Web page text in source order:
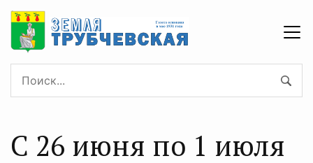
С 26 июня по 1 июля